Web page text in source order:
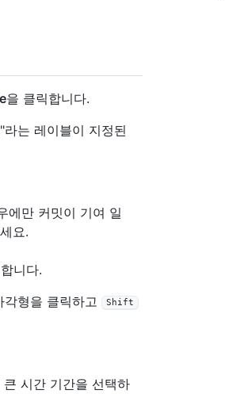
을 클릭합니다.
는 레이블이 지정된
에만 커밋이 기여 일
요.
니다.
형을 클릭하고
Shift
시간 기간을 선택하